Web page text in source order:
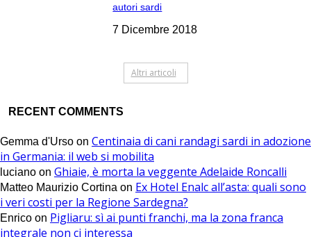
autori sardi
7 Dicembre 2018
Altri articoli
RECENT COMMENTS
Gemma d'Urso on Centinaia di cani randagi sardi in adozione
in Germania: il web si mobilita
luciano on Ghiaie, è morta la veggente Adelaide Roncalli
Matteo Maurizio Cortina on Ex Hotel Enalc all’asta: quali sono
i veri costi per la Regione Sardegna?
Enrico on Pigliaru: sì ai punti franchi, ma la zona franca
integrale non ci interessa